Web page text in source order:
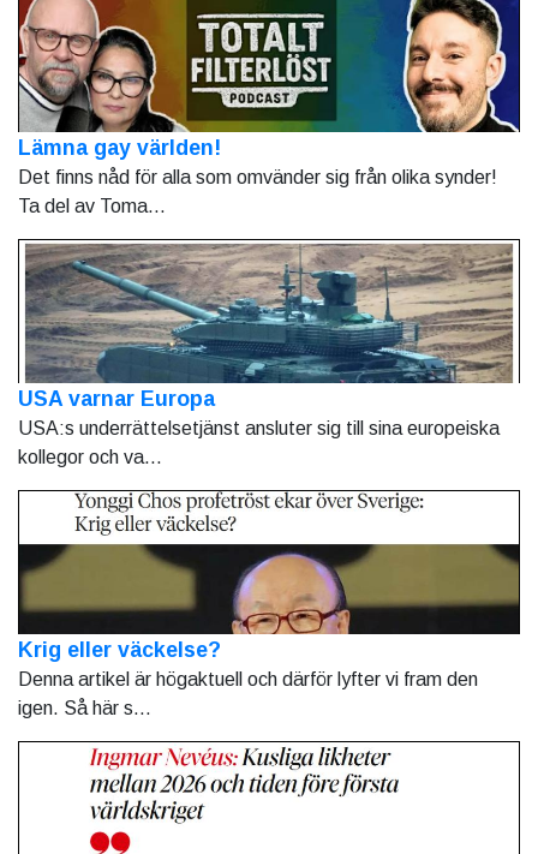
Lämna gay världen!
Det finns nåd för alla som omvänder sig från olika synder!
Ta del av Toma...
USA varnar Europa
USA:s underrättelsetjänst ansluter sig till sina europeiska
kollegor och va...
Krig eller väckelse?
Denna artikel är högaktuell och därför lyfter vi fram den
igen. Så här s...